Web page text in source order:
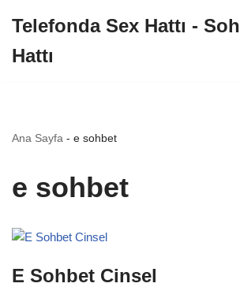
geç
Telefonda Sex Hattı -
Hattı
Ana Sayfa - e sohbet
e sohbet
E Sohbet Cinsel